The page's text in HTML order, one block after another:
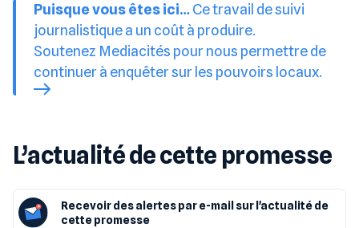
Puisque vous êtes ici…Ce travail de suivi
journalistique a un coût à produire.
Soutenez Mediacités pour nous permettre de
continuer à enquêter sur les pouvoirs locaux.
L’actualité de cette promesse
Recevoir des alertes par e-mail sur l'actualité de
cette promesse